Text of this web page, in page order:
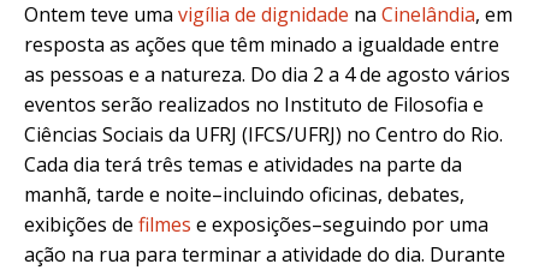
Ontem teve uma vigília de dignidade na Cinelândia, em
resposta as ações que têm minado a igualdade entre
as pessoas e a natureza. Do dia 2 a 4 de agosto vários
eventos serão realizados no Instituto de Filosofia e
Ciências Sociais da UFRJ (IFCS/UFRJ) no Centro do Rio.
Cada dia terá três temas e atividades na parte da
manhã, tarde e noite–incluindo oficinas, debates,
exibições de filmes e exposições–seguindo por uma
ação na rua para terminar a atividade do dia. Durante